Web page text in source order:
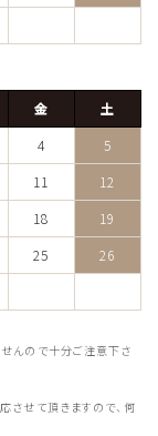
金
土
4
5
11
12
18
19
25
26
んので十分ご注意下さ
させて頂きますので、何